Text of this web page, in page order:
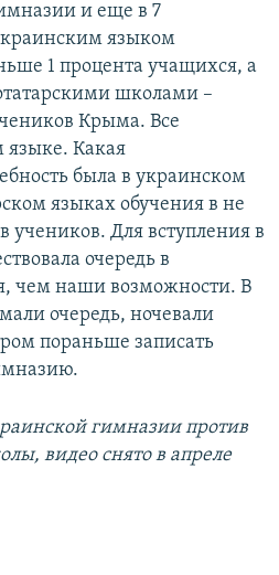
и еще в 7
языком
1 процента учащихся, а
школами –
Крыма. Все
языке. Какая
была в украинском
языках обучения в не
учеников. Для вступления в
очередь в
чем наши возможности. В
очередь, ночевали
пораньше записать
гимназии против
видео снято в апреле